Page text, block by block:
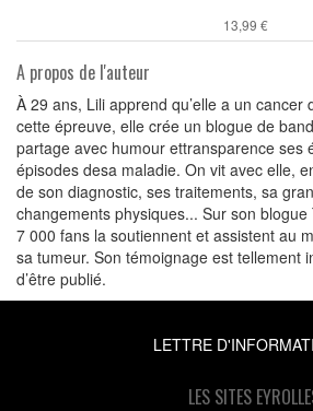
13,99 €
A propos de l'auteur
À 29 ans, Lili apprend qu’elle a un cancer
cette épreuve, elle crée un blogue de
partage avec humour ettransparence ses
épisodes desa maladie. On vit avec elle,
de son diagnostic, ses traitements, sa
changements physiques... Sur son
7 000 fans la soutiennent et assistent au
sa tumeur. Son témoignage est tellement
d’être publié.
LETTRE
LES SITES